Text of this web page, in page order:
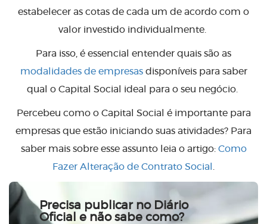
estabelecer as cotas de cada um de acordo com o
valor investido individualmente.
Para isso, é essencial entender quais são as
modalidades de empresasdisponíveis para saber
qual o Capital Social ideal para o seu negócio.
Percebeu como o Capital Social é importante para
empresas que estão iniciando suas atividades? Para
saber mais sobre esse assunto leia o artigo: Como
Fazer Alteração de Contrato Social
Precisa publicar no Diário
Oficial e não sabe como?